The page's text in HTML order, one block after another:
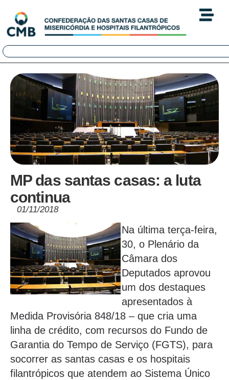
MP das santas casas: a luta
continua
01/11/2018
Na última terça-feira,
30, o Plenário da
Câmara dos
Deputados aprovou
um dos destaques
apresentados à
Medida Provisória 848/18 – que cria uma
linha de crédito, com recursos do Fundo de
Garantia do Tempo de Serviço (FGTS), para
socorrer as santas casas e os hospitais
filantrópicos que atendem ao Sistema Único